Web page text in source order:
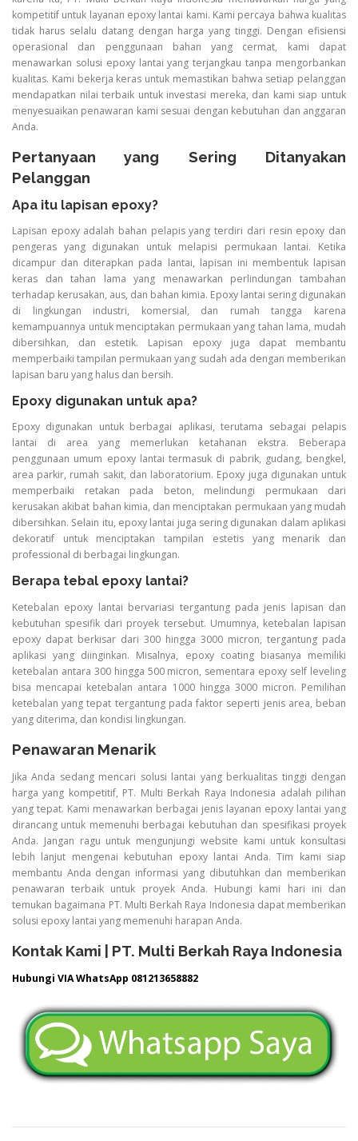
kompetitif untuk layanan epoxy lantai kami. Kami percaya bahwa kualitas
tidak harus selalu datang dengan harga yang tinggi. Dengan efisiensi
operasional dan penggunaan bahan yang cermat, kami dapat
menawarkan solusi epoxy lantai yang terjangkau tanpa mengorbankan
kualitas. Kami bekerja keras untuk memastikan bahwa setiap pelanggan
mendapatkan nilai terbaik untuk investasi mereka, dan kami siap untuk
menyesuaikan penawaran kami sesuai dengan kebutuhan dan anggaran
Anda.
Pertanyaan yang Sering Ditanyakan
Pelanggan
Apa itu lapisan epoxy?
Lapisan epoxy adalah bahan pelapis yang terdiri dari resin epoxy dan
pengeras yang digunakan untuk melapisi permukaan lantai. Ketika
dicampur dan diterapkan pada lantai, lapisan ini membentuk lapisan
keras dan tahan lama yang menawarkan perlindungan tambahan
terhadap kerusakan, aus, dan bahan kimia. Epoxy lantai sering digunakan
di lingkungan industri, komersial, dan rumah tangga karena
kemampuannya untuk menciptakan permukaan yang tahan lama, mudah
dibersihkan, dan estetik. Lapisan epoxy juga dapat membantu
memperbaiki tampilan permukaan yang sudah ada dengan memberikan
lapisan baru yang halus dan bersih.
Epoxy digunakan untuk apa?
Epoxy digunakan untuk berbagai aplikasi, terutama sebagai pelapis
lantai di area yang memerlukan ketahanan ekstra. Beberapa
penggunaan umum epoxy lantai termasuk di pabrik, gudang, bengkel,
area parkir, rumah sakit, dan laboratorium. Epoxy juga digunakan untuk
memperbaiki retakan pada beton, melindungi permukaan dari
kerusakan akibat bahan kimia, dan menciptakan permukaan yang mudah
dibersihkan. Selain itu, epoxy lantai juga sering digunakan dalam aplikasi
dekoratif untuk menciptakan tampilan estetis yang menarik dan
professional di berbagai lingkungan.
Berapa tebal epoxy lantai?
Ketebalan epoxy lantai bervariasi tergantung pada jenis lapisan dan
kebutuhan spesifik dari proyek tersebut. Umumnya, ketebalan lapisan
epoxy dapat berkisar dari 300 hingga 3000 micron, tergantung pada
aplikasi yang diinginkan. Misalnya, epoxy coating biasanya memiliki
ketebalan antara 300 hingga 500 micron, sementara epoxy self leveling
bisa mencapai ketebalan antara 1000 hingga 3000 micron. Pemilihan
ketebalan yang tepat tergantung pada faktor seperti jenis area, beban
yang diterima, dan kondisi lingkungan.
Penawaran Menarik
Jika Anda sedang mencari solusi lantai yang berkualitas tinggi dengan
harga yang kompetitif, PT. Multi Berkah Raya Indonesia adalah pilihan
yang tepat. Kami menawarkan berbagai jenis layanan epoxy lantai yang
dirancang untuk memenuhi berbagai kebutuhan dan spesifikasi proyek
Anda. Jangan ragu untuk mengunjungi website kami untuk konsultasi
lebih lanjut mengenai kebutuhan epoxy lantai Anda. Tim kami siap
membantu Anda dengan informasi yang dibutuhkan dan memberikan
penawaran terbaik untuk proyek Anda. Hubungi kami hari ini dan
temukan bagaimana PT. Multi Berkah Raya Indonesia dapat memberikan
solusi epoxy lantai yang memenuhi harapan Anda.
Kontak Kami | PT. Multi Berkah Raya Indonesia
Hubungi VIA WhatsApp 081213658882